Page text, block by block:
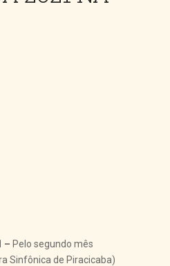
– Pelo segundo mês
Sinfônica de Piracicaba)